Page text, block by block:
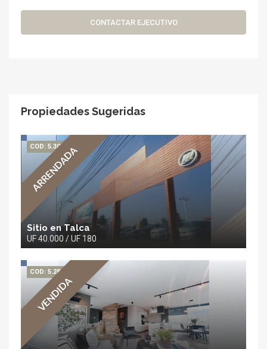
CONTACTAR EJECUTIVO
Propiedades Sugeridas
ARRENDADA
COD: 5.303
Sitio en Talca
UF 40.000 / UF 180
VENDIDA
COD: 5.284